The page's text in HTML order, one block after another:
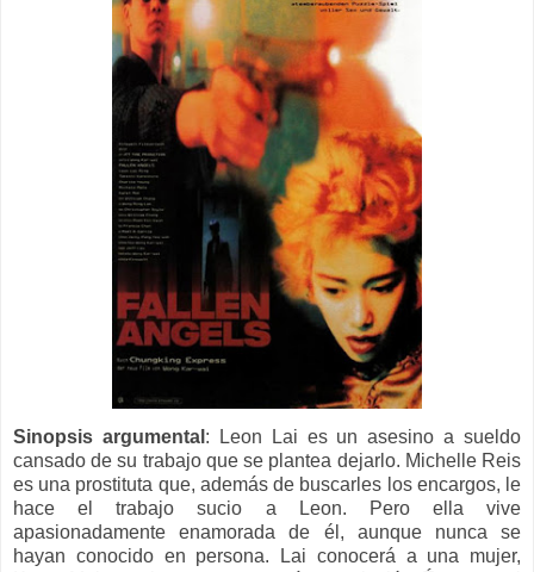
Sinopsis argumental : Leon Lai es un asesino a sueldo
cansado de su trabajo que se plantea dejarlo. Michelle Reis
es una prostituta que, además de buscarles los encargos, le
hace el trabajo sucio a Leon. Pero ella vive
apasionadamente enamorada de él, aunque nunca se
hayan conocido en persona. Lai conocerá a una mujer,